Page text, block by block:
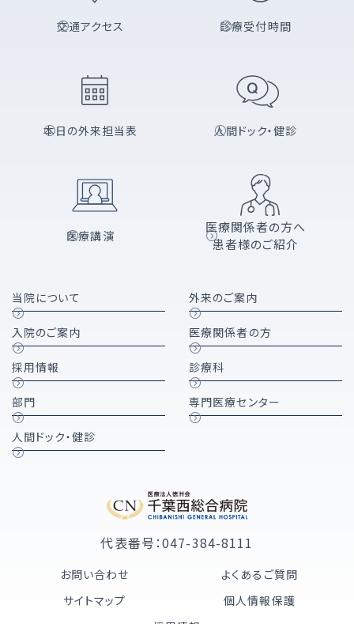
交通アクセス 診療受付時間
本日の外来担当表 人間ドック・健診
医療講演
医療関係者の方へ
患者様のご紹介
当院について 外来のご案内
入院のご案内 医療関係者の方
採用情報 診療科
部門 専門医療センター
人間ドック・健診
代表番号：047-384-8111
お問い合わせ
よくあるご質問
サイトマップ
個人情報保護